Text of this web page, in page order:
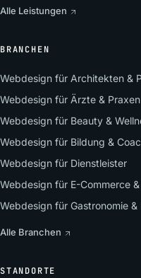
Alle Leistungen
BRANCHEN
Webdesign für Architekten &
Webdesign für Ärzte & Praxen
Webdesign für Beauty &
Webdesign für Bildung &
Webdesign für Dienstleister
Webdesign für E-Commerce
Webdesign für Gastronomie &
Alle Branchen
STANDORTE